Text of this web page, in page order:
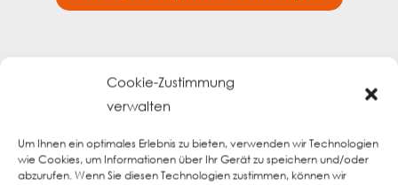
Cookie-Zustimmung
verwalten
Um Ihnen ein optimales Erlebnis zu bieten, verwenden wir Technologien
wie Cookies, um Informationen über Ihr Gerät zu speichern und/oder
abzurufen. Wenn Sie diesen Technologien zustimmen, können wir
Kontaktieren Sie uns unverbindlich
+3188 888 9595